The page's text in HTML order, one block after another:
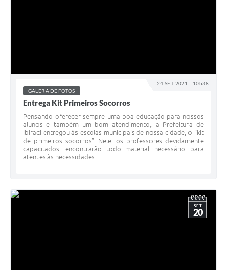
24 SET 2021 - 10h38
GALERIA DE FOTOS
Entrega Kit Primeiros Socorros
Pensando oferecer sempre uma boa educação para nossos
alunos e também um bom atendimento, a Prefeitura de
Ibiraci entregou às escolas municipais de nossa cidade, o “kit
de primeiros socorros”. Nele, os professores devidamente
capacitados, encontrarão todo material necessário para
atentes às necessidades...
SET
20